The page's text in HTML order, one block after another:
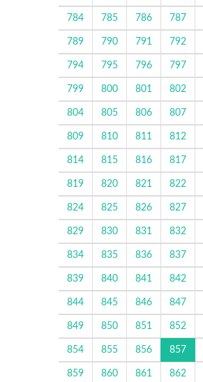
784 785 786 787
789 790 791 792
794 795 796 797
799 800 801 802
804 805 806 807
809 810 811 812
814 815 816 817
819 820 821 822
824 825 826 827
829 830 831 832
834 835 836 837
839 840 841 842
844 845 846 847
849 850 851 852
854 855 856 857
859 860 861 862